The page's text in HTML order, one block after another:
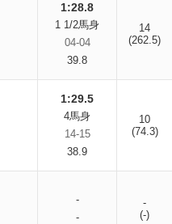
1:28.8
1 1/2馬身
04-04
39.8
14
(262.5)
1:29.5
4馬身
14-15
38.9
10
(74.3)
-
-
-
(-)